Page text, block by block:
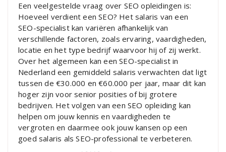
Een veelgestelde vraag over SEO opleidingen is:
Hoeveel verdient een SEO? Het salaris van een
SEO-specialist kan variëren afhankelijk van
verschillende factoren, zoals ervaring, vaardigheden,
locatie en het type bedrijf waarvoor hij of zij werkt.
Over het algemeen kan een SEO-specialist in
Nederland een gemiddeld salaris verwachten dat ligt
tussen de €30.000 en €60.000 per jaar, maar dit kan
hoger zijn voor senior posities of bij grotere
bedrijven. Het volgen van een SEO opleiding kan
helpen om jouw kennis en vaardigheden te
vergroten en daarmee ook jouw kansen op een
goed salaris als SEO-professional te verbeteren.